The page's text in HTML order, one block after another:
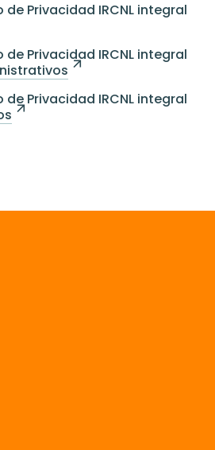
Privacidad IRCNL integral
Privacidad IRCNL integral
Privacidad IRCNL integral